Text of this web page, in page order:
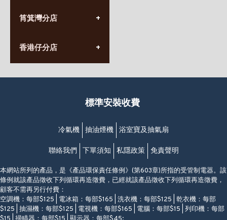
九龍太子太子道西141號
營業時間:
香港堅尼地城卑路乍街
(堅尼地城地鐵站B出口)
筲箕灣分店
營業時間:
(10:00am-20:30pm)
香港仔分店
營業時間:
香港香港仔成都道20-28號
(黃竹坑地鐵站轉4M專線小巴)
標準安裝收費
冷氣機 抽油煙機 浴室寶及抽氣扇
聯絡我們 下單須知 私隱政策 免責聲明
本網站所列的產品，是《產品環保責任條例》(第603章)所指的受管制電器。該
條例就該產品徵收下列循環再造徵費，已經就該產品徵收下列循環再造徵費，
顧客不需再另行付費：
空調機：每部$125 | 電冰箱：每部$165 | 洗衣機：每部$125 | 乾衣機：每部
$125 | 抽濕機：每部$125 | 電視機：每部$165 | 電腦：每部$15 | 列印機：每部